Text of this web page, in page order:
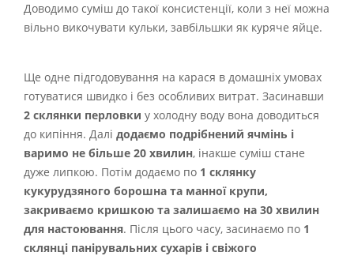
Доводимо суміш до такої консистенції, коли з неї можна
вільно викочувати кульки, завбільшки як куряче яйце.
Ще одне підгодовування на карася в домашніх умовах
готуватися швидко і без особливих витрат. Засинавши
2 склянки перловки у холодну воду вона доводиться
до кипіння. Далі додаємо подрібнений ячмінь і
варимо не більше 20 хвилин, інакше суміш стане
дуже липкою. Потім додаємо по 1 склянку
кукурудзяного борошна та манної крупи,
закриваємо кришкою та залишаємо на 30 хвилин
для настоювання. Після цього часу, засинаємо по 1
склянці панірувальних сухарів і свіжого